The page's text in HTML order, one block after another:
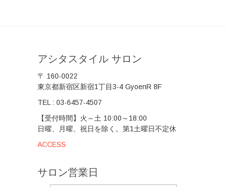
アシタスタイル サロン
〒 160-0022
東京都新宿区新宿1丁目3-4 GyoenR 8F
TEL : 03-6457-4507
【受付時間】火～土 10:00～18:00
日曜、月曜、祝日を除く。第1土曜日不定休
ACCESS
サロン営業日